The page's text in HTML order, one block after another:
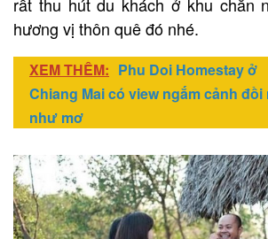
hương vị thôn quê đó nhé.
XEM THÊM: Phu Doi Homestay ở
Chiang Mai có view ngắm cảnh đồi
như mơ